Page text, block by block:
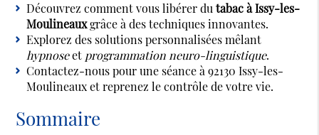
Découvrez comment vous libérer dutabac à Issy-les-
Moulineauxgrâce à des techniques innovantes.
Explorez des solutions personnalisées mêlant
hypnoseet programmation neuro-linguistique.
Contactez-nous pour une séance à 92130 Issy-les-
Moulineaux et reprenez le contrôle de votre vie.
Sommaire